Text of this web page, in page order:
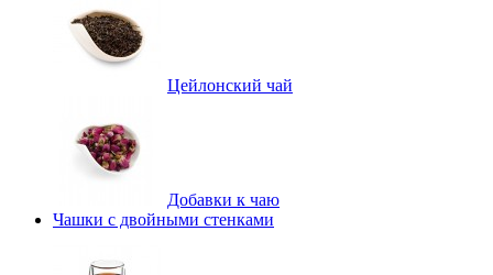
Цейлонский чай
Добавки к чаю
Чашки с двойными стенками